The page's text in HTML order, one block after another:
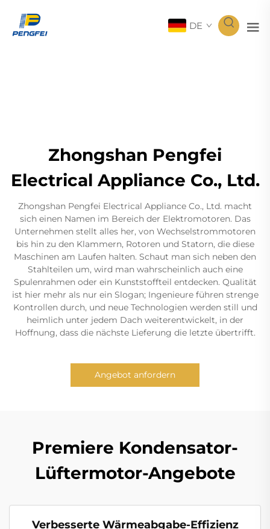
DE
Zhongshan Pengfei
Electrical Appliance Co., Ltd.
Zhongshan Pengfei Electrical Appliance Co., Ltd. macht
sich einen Namen im Bereich der Elektromotoren. Das
Unternehmen stellt alles her, von Wechselstrommotoren
bis hin zu den Klammern, Rotoren und Statorn, die diese
Maschinen am Laufen halten. Schaut man sich neben den
Stahlteilen um, wird man wahrscheinlich auch eine
Spulenrahmen oder ein Kunststoffteil entdecken. Qualität
ist hier mehr als nur ein Slogan; Ingenieure führen strenge
Kontrollen durch, und neue Technologien werden still und
heimlich unter jedem Dach weiterentwickelt, in der
Hoffnung, dass die nächste Lieferung die letzte übertrifft.
Angebot anfordern
Premiere Kondensator-
Lüftermotor-Angebote
Verbesserte Wärmeabgabe-Effizienz